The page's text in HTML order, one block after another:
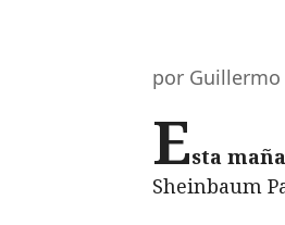
por Guillermo
Esta
Sheinbaum